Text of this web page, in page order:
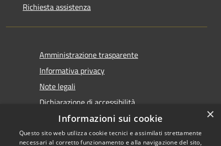
Richiesta assistenza
Amministrazione trasparente
Informativa privacy
Note legali
Dichiarazione di accessibilità
×
Informazioni sui cookie
Questo sito web utilizza cookie tecnici e assimilati strettamente
necessari al corretto funzionamento e alla navigazione del sito,